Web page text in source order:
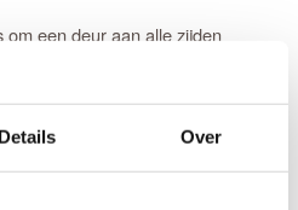
Details Over
een deur aan alle zijden
symmetrisch aanzicht, zal een
versmallen vaak bij de
blijft de bestaande
werk voorkomt.
hoe meer je van de onderzijde